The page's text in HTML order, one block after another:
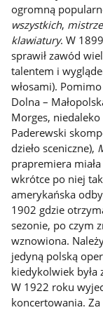
ogromną
wszystkich,
klawiatury. W
sprawił zawód
talentem i
włosami).
Dolna –
Morges,
Paderewski
dzieło sceniczne),
prapremiera
wkrótce po niej
amerykańska
1902 gdzie
sezonie, po czym
wznowiona.
jedyną polską
kiedykolwiek
W 1922 roku
koncertowania.